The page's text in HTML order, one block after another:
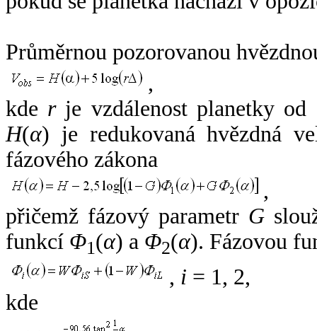
Průměrnou pozorovanou
,
kde rje vzdálenost planetky od
H(α) je redukovaná hvězdná
fázového zákona
,
přičemž fázový parametr G
funkcí Φ1(α) a Φ2(α). Fázovou
, i = 1, 2,
kde